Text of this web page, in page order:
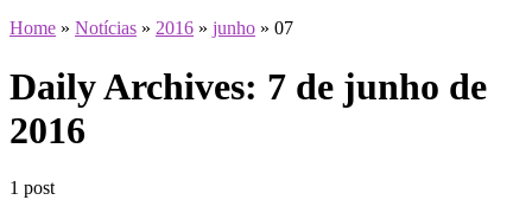
Home » Notícias » 2016 » junho » 07
Daily Archives: 7 de junho de
2016
1 post